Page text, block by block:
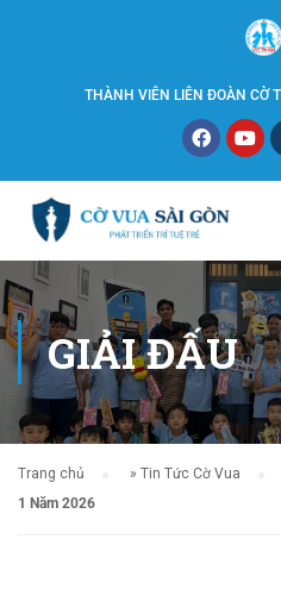
THÀNH VIÊN LIÊN ĐOÀN CỜ
GIẢI ĐẤU
Trang chủ » Tin Tức Cờ Vua
1 Năm 2026